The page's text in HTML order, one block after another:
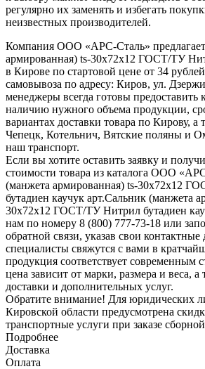
регулярно их заменять и избегать
неизвестных производителей.
Компания ООО «АРС-Сталь»
армированная) ts-30x72x12 ГОСТ/ТУ
в Кирове по стартовой цене от 34
самовывоза по адресу: Киров, ул.
менеджеры всегда готовы предоставить
наличию нужного объема продукции,
вариантах доставки товара по Кирову, а
Чепецк, Котельнич, Вятские поляны и
наш транспорт.
Если вы хотите оставить заявку и
стоимости товара из каталога ООО
(манжета армированная) ts-30x72x12
бутадиен каучук арт.Сальник (манжета
30x72x12 ГОСТ/ТУ Нитрил бутадиен
нам по номеру 8 (800) 777-73-18 или
обратной связи, указав свои
специалисты свяжутся с вами в
продукция соответствует современным
цена зависит от марки, размера и веса, а
доставки и дополнительных услуг.
Обратите внимание! Для юридических
Кировской области предусмотрена
транспортные услуги при заказе
Подробнее
Доставка
Оплата